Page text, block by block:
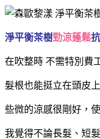
淨平衡茶樹勁涼蓬鬆
在吹整時 不需特別費
髮根也能挺立在頭皮上
些微的涼感很剛好，
我覺得不論長髮、短髮